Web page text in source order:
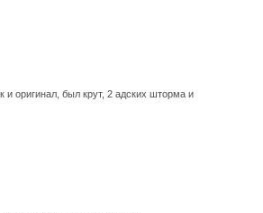
и оригинал, был крут, 2 адских шторма и